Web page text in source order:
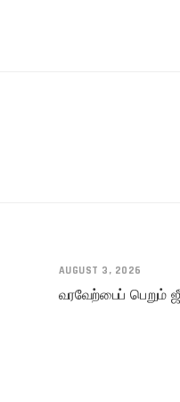
AUGUST 3, 2026
வரவேற்பைப் பெறும்